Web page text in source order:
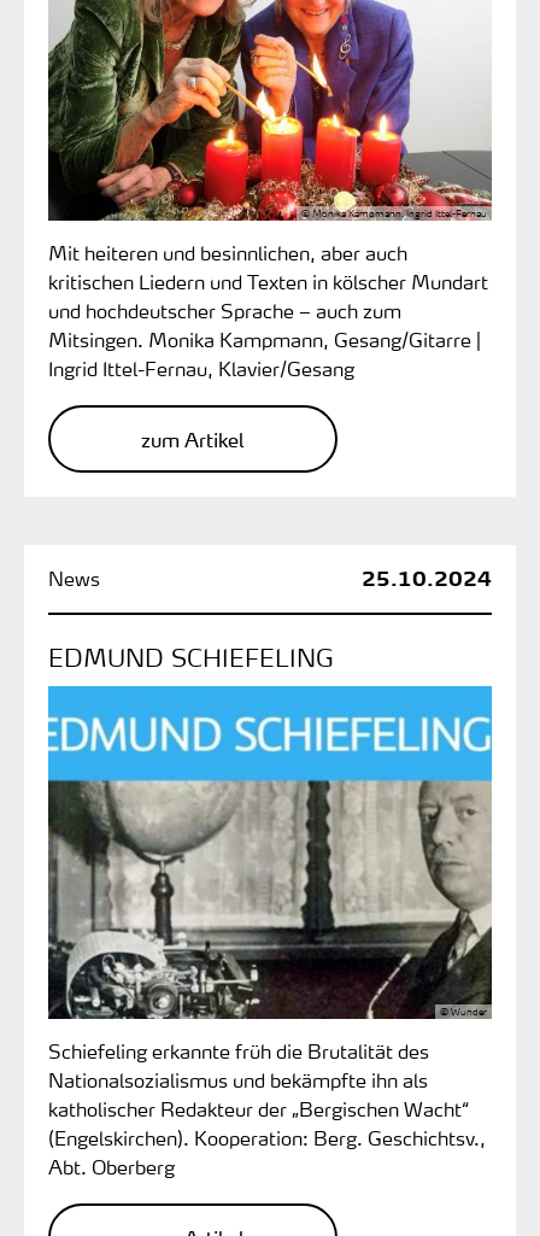
© Monika Kampmann, Ingrid Ittel-Fernau
Mit heiteren und besinnlichen, aber auch
kritischen Liedern und Texten in kölscher Mundart
und hochdeutscher Sprache – auch zum
Mitsingen. Monika Kampmann, Gesang/Gitarre |
Ingrid Ittel-Fernau, Klavier/Gesang
zum Artikel
EDMUND SCHIEFELING
© Wunder
25.10.2024
Schiefeling erkannte früh die Brutalität des
Nationalsozialismus und bekämpfte ihn als
katholischer Redakteur der „Bergischen Wacht“
(Engelskirchen). Kooperation: Berg. Geschichtsv.,
Abt. Oberberg